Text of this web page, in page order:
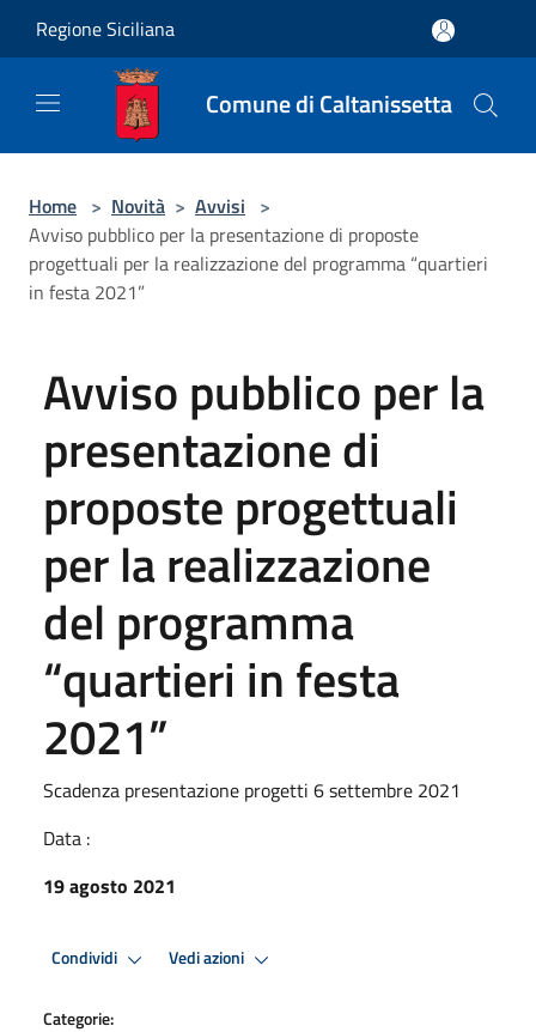
Regione Siciliana
Comune di Caltanissetta
Home > Novità > Avvisi >
Avviso pubblico per la presentazione di proposte
progettuali per la realizzazione del programma “quartieri
in festa 2021”
Avviso pubblico per la
presentazione di
proposte progettuali
per la realizzazione
del programma
“quartieri in festa
2021”
Scadenza presentazione progetti 6 settembre 2021
Data :
19 agosto 2021
Condividi Vedi azioni
Categorie: